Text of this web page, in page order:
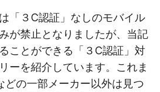
「３C認証」なしのモバイル
が禁止となりましたが、当記
ことができる「３C認証」対
ーを紹介しています。これま
の一部メーカー以外は見つ